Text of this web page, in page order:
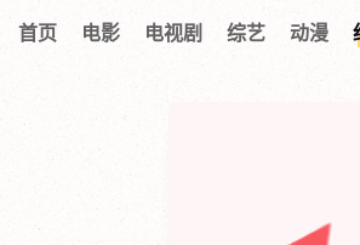
首页 电影 电视剧 综艺 动漫